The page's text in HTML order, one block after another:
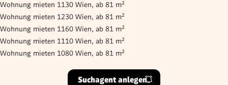
Wohnung mieten 1130 Wien, ab 81 m²
Wohnung mieten 1230 Wien, ab 81 m²
Wohnung mieten 1160 Wien, ab 81 m²
Wohnung mieten 1110 Wien, ab 81 m²
Wohnung mieten 1080 Wien, ab 81 m²
Suchagent anlegen